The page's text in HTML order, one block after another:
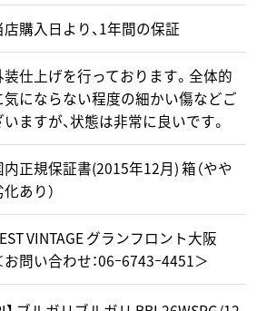
店購入日より、1年間の保証
装仕上げを行っております。全体的
気にならない程度の細かい傷などご
いますが、状態は非常に良いです。
内正規保証書(2015年12月) 箱（やや
あり）
VINTAGE グランフロント大阪
お問い合わせ：06ｰ6743ｰ4451＞